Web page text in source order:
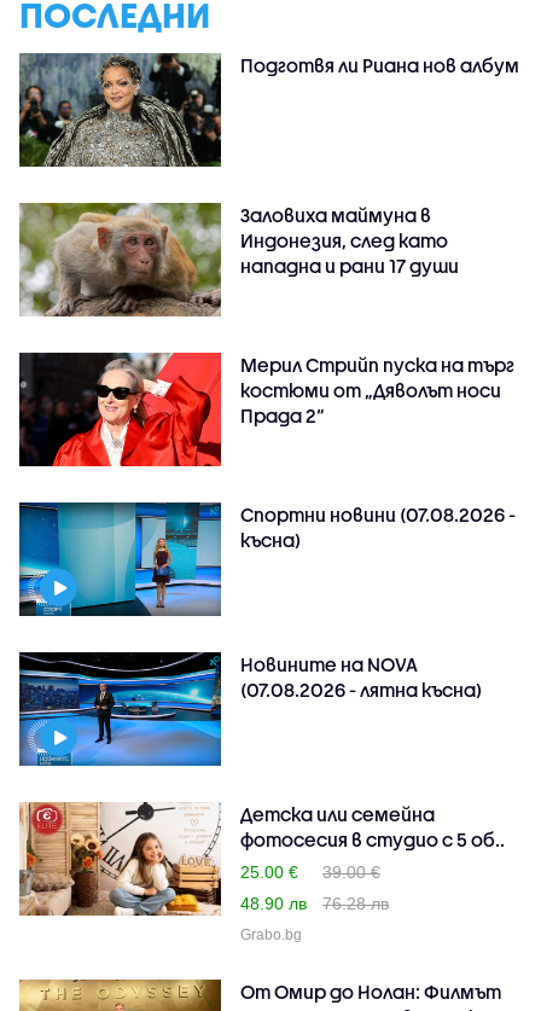
ПОСЛЕДНИ
Подготвя ли Риана нов албум
Заловиха маймуна в
Индонезия, след като
нападна и рани 17 души
Мерил Стрийп пуска на търг
костюми от „Дяволът носи
Прада 2“
Спортни новини (07.08.2026 -
късна)
Новините на NOVA
(07.08.2026 - лятна късна)
Детска или семейна
фотосесия в студио с 5 об..
25.00 €
39.00 €
48.90 лв
76.28 лв
Grabo.bg
От Омир до Нолан: Филмът